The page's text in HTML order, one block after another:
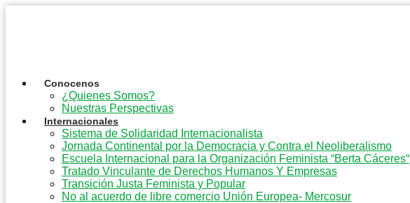
Conocenos
¿Quienes Somos?
Nuestras Perspectivas
Internacionales
Sistema de Solidaridad Internacionalista
Jornada Continental por la Democracia y Contra el Neoliberalismo
Escuela Internacional para la Organización Feminista “Berta Cáceres“
Tratado Vinculante de Derechos Humanos Y Empresas
Transición Justa Feminista y Popular
No al acuerdo de libre comercio Unión Europea- Mercosur